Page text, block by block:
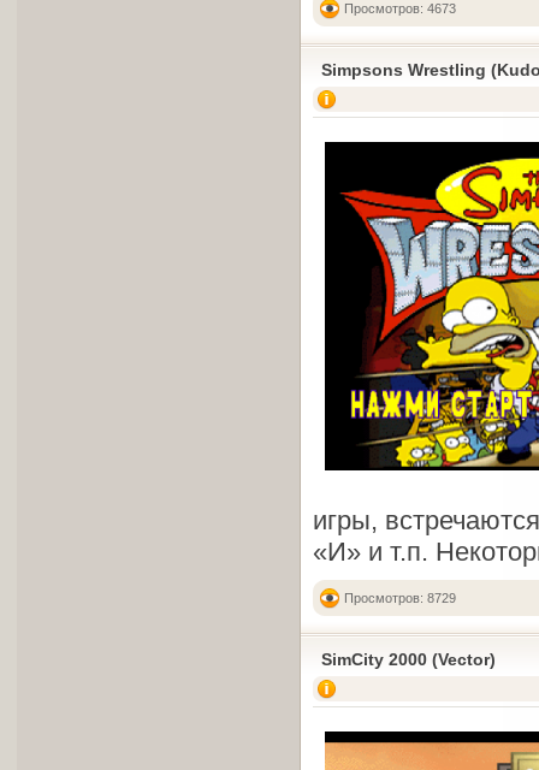
Просмотров: 4673
Simpsons Wrestling
игры,
«И» и т.п.
Просмотров: 8729
SimCity 2000 (Vector)